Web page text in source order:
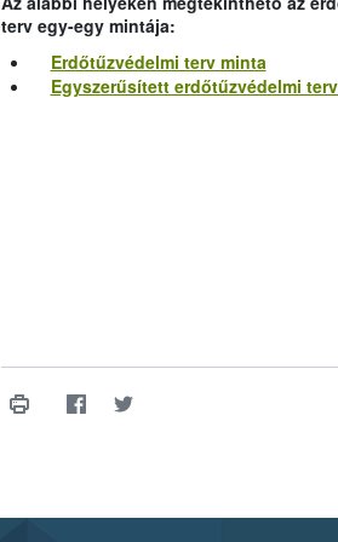
terv egy-egy mintája:
Erdőtűzvédelmi terv minta
Egyszerűsített erdőtűzvédelmi